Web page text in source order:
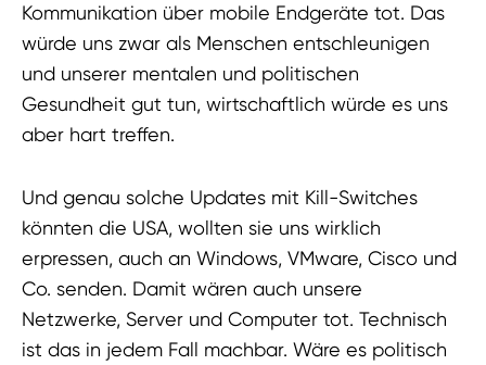
Kommunikation über mobile Endgeräte tot. Das
würde uns zwar als Menschen entschleunigen
und unserer mentalen und politischen
Gesundheit gut tun, wirtschaftlich würde es uns
aber hart treffen.
Und genau solche Updates mit Kill-Switches
könnten die USA, wollten sie uns wirklich
erpressen, auch an Windows, VMware, Cisco und
Co. senden. Damit wären auch unsere
Netzwerke, Server und Computer tot. Technisch
ist das in jedem Fall machbar. Wäre es politisch